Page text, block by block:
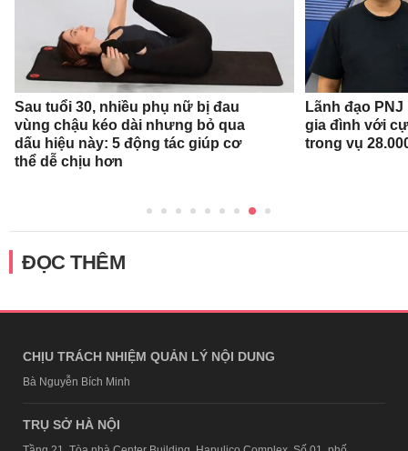
Sau tuổi 30, nhiều phụ nữ bị đau
vùng chậu kéo dài nhưng bỏ qua
dấu hiệu này: 5 động tác giúp cơ
thể dễ chịu hơn
Lãnh đạo
gia đình với
trong vụ
ĐỌC THÊM
CHỊU TRÁCH NHIỆM QUẢN LÝ NỘI DUNG
Bà Nguyễn Bích Minh
TRỤ SỞ HÀ NỘI